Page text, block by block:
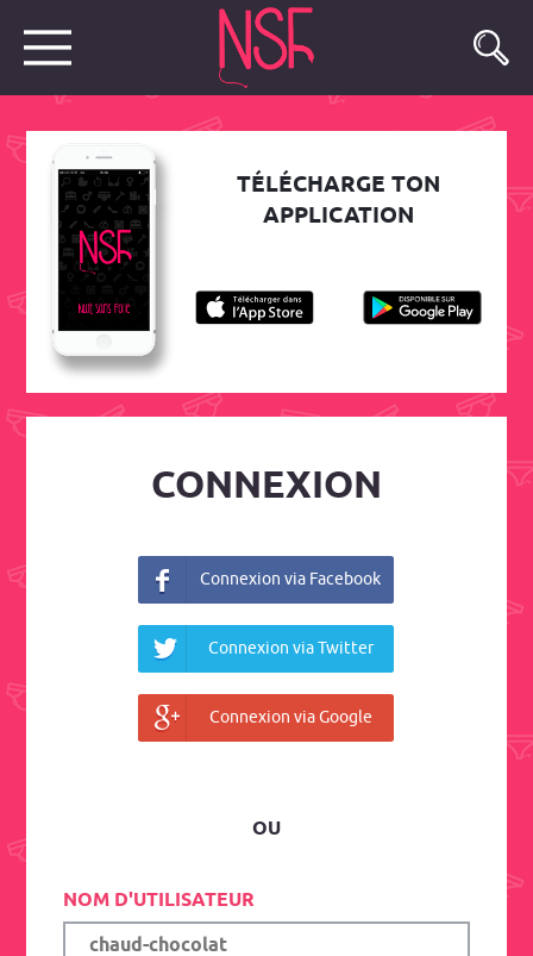
TÉLÉCHARGE TON
APPLICATION
CONNEXION
Connexion via Facebook
Connexion via Twitter
Connexion via Google
OU
NOM D'UTILISATEUR